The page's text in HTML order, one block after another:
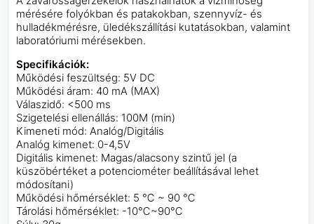
mérésére folyókban és patakokban, szennyvíz- és
hulladékmérésre, üledékszállítási kutatásokban, valamint
laboratóriumi mérésekben.
Specifikációk:
Működési feszültség: 5V DC
Működési áram: 40 mA (MAX)
Válaszidő: <500 ms
Szigetelési ellenállás: 100M (min)
Kimeneti mód: Analóg/Digitális
Analóg kimenet: 0-4,5V
Digitális kimenet: Magas/alacsony szintű jel (a
küszöbértéket a potenciométer beállításával lehet
módosítani)
Működési hőmérséklet: 5 ℃ ~ 90 ℃
Tárolási hőmérséklet: -10℃~90℃